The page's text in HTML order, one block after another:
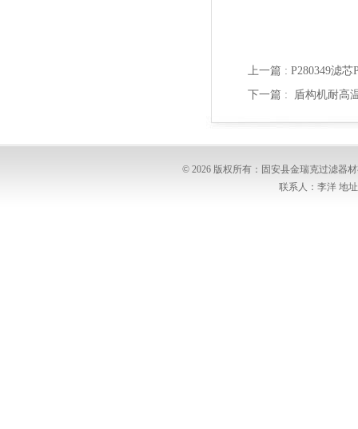
上一篇 : P280349滤
下一篇 : 盾构机耐高
© 2026 版权所有：固安县金瑞克过滤器
联系人：李洋 地